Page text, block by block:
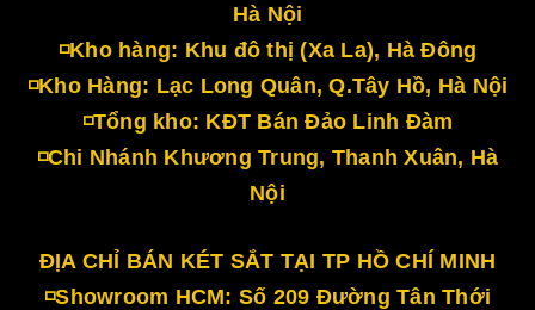
Hà Nội
◽Kho hàng: Khu đô thị (Xa La), Hà Đông
◽Kho Hàng: Lạc Long Quân, Q.Tây Hồ, Hà Nội
◽Tổng kho: KĐT Bán Đảo Linh Đàm
◽Chi Nhánh Khương Trung, Thanh Xuân, Hà
Nội
ĐỊA CHỈ BÁN KÉT SẮT TẠI TP HỒ CHÍ MINH
◽Showroom HCM: Số 209 Đường Tân Thới